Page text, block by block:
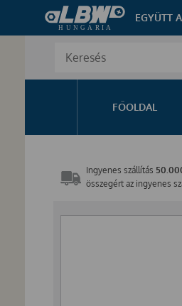
EGYÜTT
FŐOLDAL
Ingyenes szállítás
összegért az ingyenes